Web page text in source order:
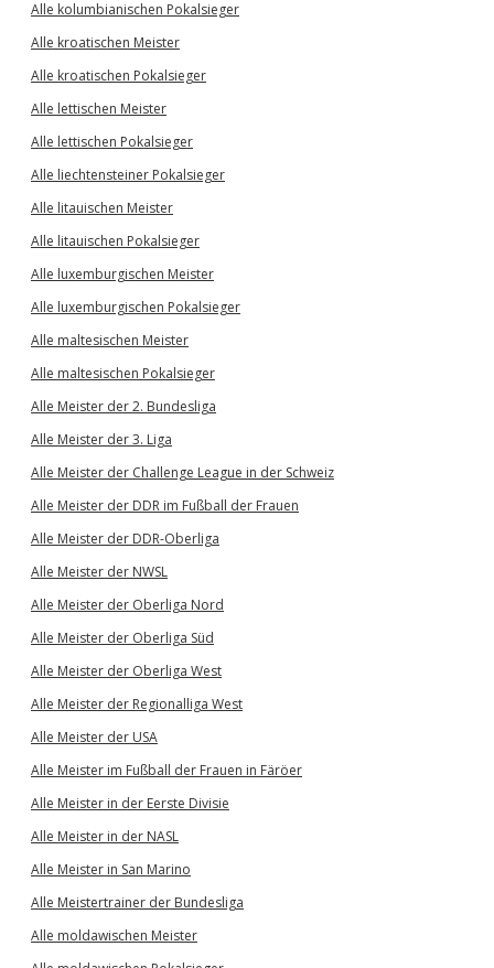
Alle kolumbianischen Pokalsieger
Alle kroatischen Meister
Alle kroatischen Pokalsieger
Alle lettischen Meister
Alle lettischen Pokalsieger
Alle liechtensteiner Pokalsieger
Alle litauischen Meister
Alle litauischen Pokalsieger
Alle luxemburgischen Meister
Alle luxemburgischen Pokalsieger
Alle maltesischen Meister
Alle maltesischen Pokalsieger
Alle Meister der 2. Bundesliga
Alle Meister der 3. Liga
Alle Meister der Challenge League in der Schweiz
Alle Meister der DDR im Fußball der Frauen
Alle Meister der DDR-Oberliga
Alle Meister der NWSL
Alle Meister der Oberliga Nord
Alle Meister der Oberliga Süd
Alle Meister der Oberliga West
Alle Meister der Regionalliga West
Alle Meister der USA
Alle Meister im Fußball der Frauen in Färöer
Alle Meister in der Eerste Divisie
Alle Meister in der NASL
Alle Meister in San Marino
Alle Meistertrainer der Bundesliga
Alle moldawischen Meister